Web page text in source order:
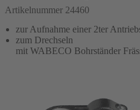
Artikelnummer 24460
zur Aufnahme einer 2ter
zum Drechseln
mit WABECO Bohrständer